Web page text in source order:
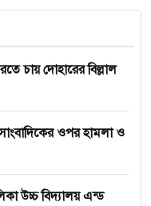
চায় দোহারের বিল্লাল
ওপর হামলা ও
উচ্চ বিদ্যালয় এন্ড